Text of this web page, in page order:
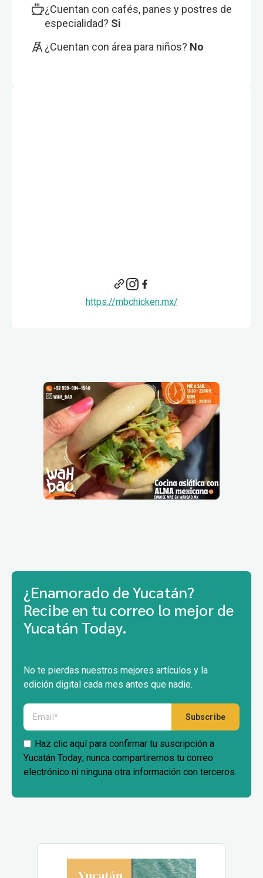
¿Cuentan con cafés, panes y postres de
especialidad? Si
¿Cuentan con área para niños? No
https://mbchicken.mx/
¿Enamorado de Yucatán?
Recibe en tu correo lo mejor de
Yucatán Today.
No te pierdas nuestros mejores artículos y la
edición digital cada mes antes que nadie.
Haz clic aquí para confirmar tu suscripción a
Yucatán Today; nunca compartiremos tu correo
electrónico ni ninguna otra información con terceros.